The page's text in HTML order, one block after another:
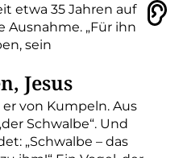
etwa 35 Jahren auf
Ausnahme. „Für ihn
sein
Jesus
von Kumpeln. Aus
Schwalbe“. Und
„Schwalbe – das
Vorlesen